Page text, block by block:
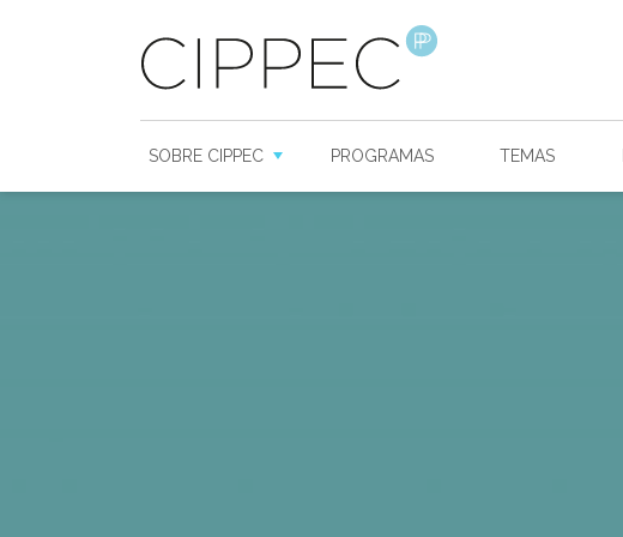
SOBRE CIPPEC PROGRAMAS TEMAS